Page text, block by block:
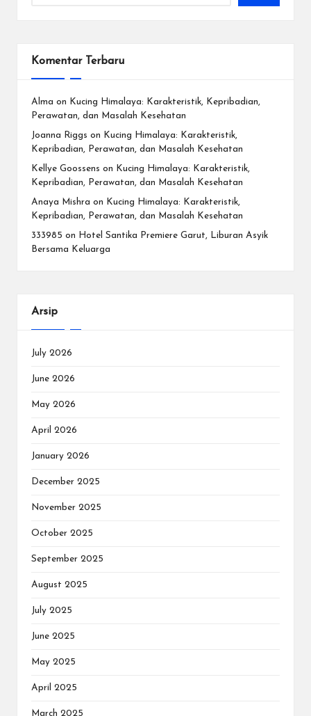
Komentar Terbaru
Alma on
Kucing Himalaya: Karakteristik, Kepribadian,
Perawatan, dan Masalah Kesehatan
Joanna Riggs on
Kucing Himalaya: Karakteristik,
Kepribadian, Perawatan, dan Masalah Kesehatan
Kellye Goossens on
Kucing Himalaya: Karakteristik,
Kepribadian, Perawatan, dan Masalah Kesehatan
Anaya Mishra on
Kucing Himalaya: Karakteristik,
Kepribadian, Perawatan, dan Masalah Kesehatan
333985 on
Hotel Santika Premiere Garut, Liburan Asyik
Bersama Keluarga
Arsip
July 2026
June 2026
May 2026
April 2026
January 2026
December 2025
November 2025
October 2025
September 2025
August 2025
July 2025
June 2025
May 2025
April 2025
March 2025